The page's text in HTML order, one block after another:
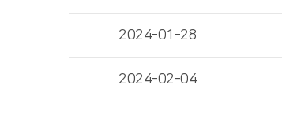
2024-01-28
2024-02-04